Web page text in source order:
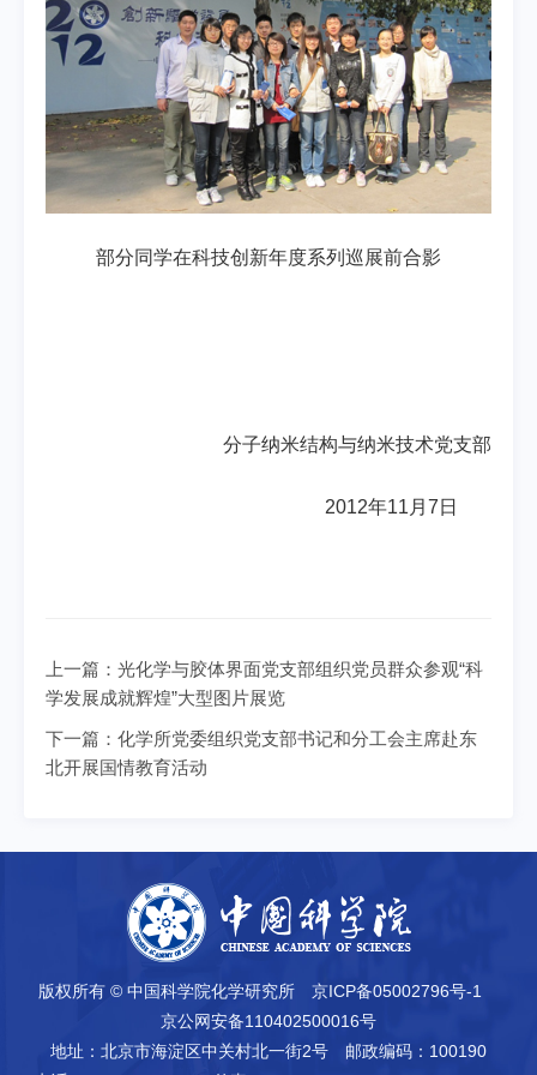
部分同学在科技创新年度系列巡展前合影
分子纳米结构与纳米技术党支部
2012年11月7日
上一篇： 光化学与胶体界面党支部组织党员群众参观“科
学发展成就辉煌”大型图片展览
下一篇： 化学所党委组织党支部书记和分工会主席赴东
北开展国情教育活动
版权所有 © 中国科学院化学研究所
京ICP备05002796号-1
京公网安备110402500016号
地址：北京市海淀区中关村北一街2号
邮政编码：100190